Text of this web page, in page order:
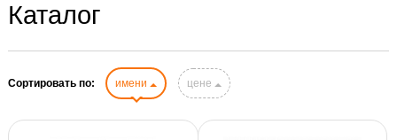
Каталог
Сортировать по: имени цене